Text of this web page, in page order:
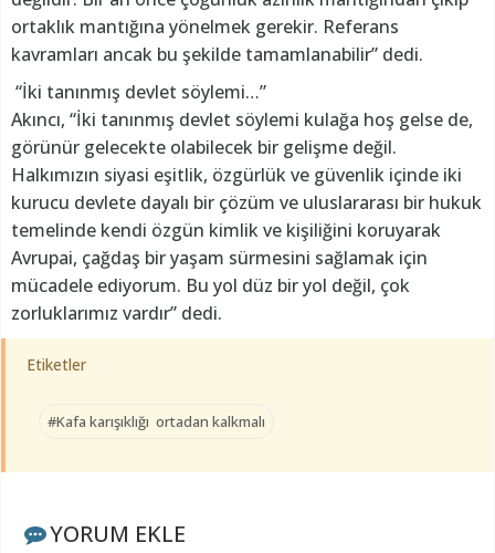
ortaklık mantığına yönelmek gerekir. Referans
kavramları ancak bu şekilde tamamlanabilir” dedi.
“İki tanınmış devlet söylemi…”
Akıncı, “İki tanınmış devlet söylemi kulağa hoş gelse de,
görünür gelecekte olabilecek bir gelişme değil.
Halkımızın siyasi eşitlik, özgürlük ve güvenlik içinde iki
kurucu devlete dayalı bir çözüm ve uluslararası bir hukuk
temelinde kendi özgün kimlik ve kişiliğini koruyarak
Avrupai, çağdaş bir yaşam sürmesini sağlamak için
mücadele ediyorum. Bu yol düz bir yol değil, çok
zorluklarımız vardır” dedi.
Etiketler
#Kafa karışıklığı ortadan kalkmalı
YORUM EKLE